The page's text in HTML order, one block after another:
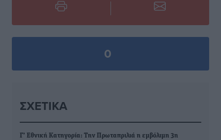
0
ΣΧΕΤΙΚΆ
Γ’ Εθνική Κατηγορία: Την Πρωταπριλιά η εμβόλιμη 3η